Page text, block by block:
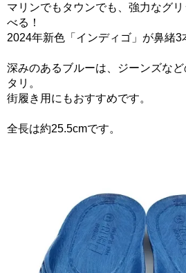
マリンでもタウンでも、強力なグ
べる！
2024年新色「インディゴ」が鼻緒3
深みのあるブルーは、ジーンズな
タリ。
街履き用にもおすすめです。
全長は約25.5cmです。